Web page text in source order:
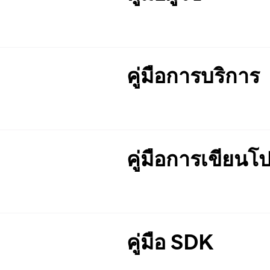
คู่มือการบริการ
คู่มือการเขียนโ
คู่มือ SDK